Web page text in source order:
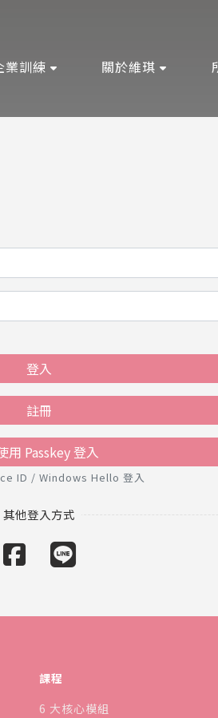
業訓練 關於維琪
登入
註冊
用 Passkey 登入
ID / Windows Hello 登入
課程
6 大核心模組